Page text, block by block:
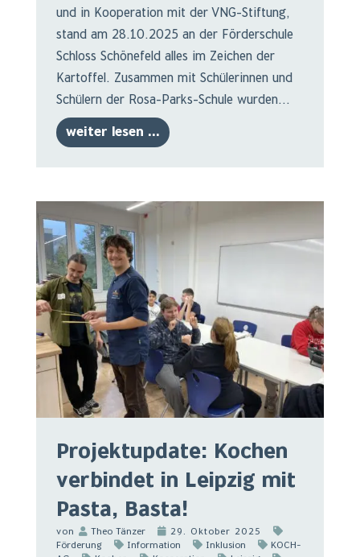
und in Kooperation mit der VNG-Stiftung,
stand am 28.10.2025 an der Förderschule
Schloss Schönefeld alles im Zeichen der
Kartoffel. Zusammen mit Schülerinnen und
Schülern der Rosa-Parks-Schule wurden...
weiter lesen ...
Projektupdate: Kochen
verbindet in Leipzig mit
Pasta, Basta!
von Theo Tänzer
29. Oktober 2025
Förderung
Information Inklusion
KOCH-